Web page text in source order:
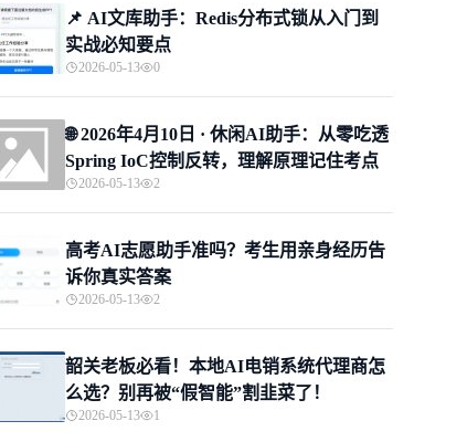
📌 ​AI文库助手：Redis分布式锁从入门到
实战必知要点
2026-05-13 0
🌐 2026年4月10日 · 休闲AI助手：从零吃透
Spring IoC控制反转，理解原理记住考点
2026-05-13 2
高考AI志愿助手准吗？考生用亲身经历告
诉你真实答案
2026-05-13 2
韶关老板必看！本地AI电销系统代理商怎
么选？别再被“假智能”割韭菜了！
2026-05-13 1